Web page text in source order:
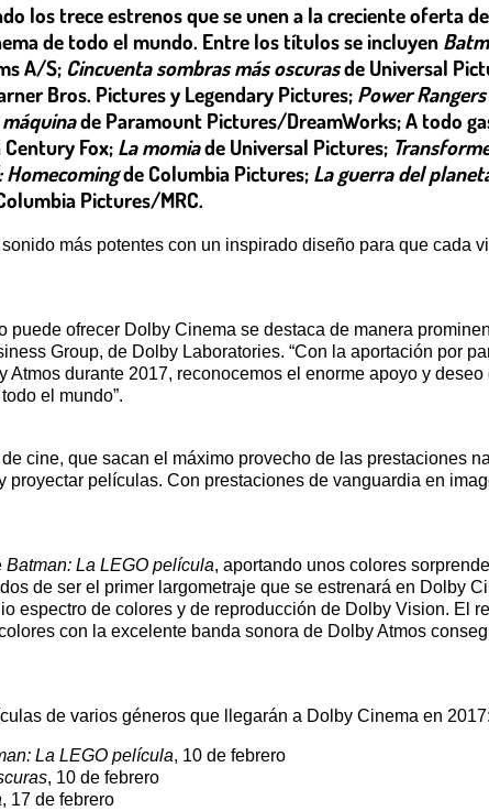
los trece estrenos que se unen a la creciente oferta
de todo el mundo. Entre los títulos se incluyen
A/S; Cincuenta sombras más oscurasde Universal
Bros. Pictures y Legendary Pictures; Power Rangers
de Paramount Pictures/DreamWorks; A todo
Fox; La momiade Universal Pictures;
Homecomingde Columbia Pictures; La guerra del
Pictures/MRC.
más potentes con un inspirado diseño para que cada
ofrecer Dolby Cinema se destaca de manera
Group, de Dolby Laboratories. “Con la aportación por
durante 2017, reconocemos el enorme apoyo y
el mundo”.
cine, que sacan el máximo provecho de las prestaciones
proyectar películas. Con prestaciones de vanguardia en
Batman: La LEGO película, aportando unos colores
de ser el primer largometraje que se estrenará en Dolby
espectro de colores y de reproducción de Dolby Vision. El
con la excelente banda sonora de Dolby Atmos
de varios géneros que llegarán a Dolby Cinema en 2017:
La LEGO película, 10 de febrero
, 10 de febrero
, 17 de febrero